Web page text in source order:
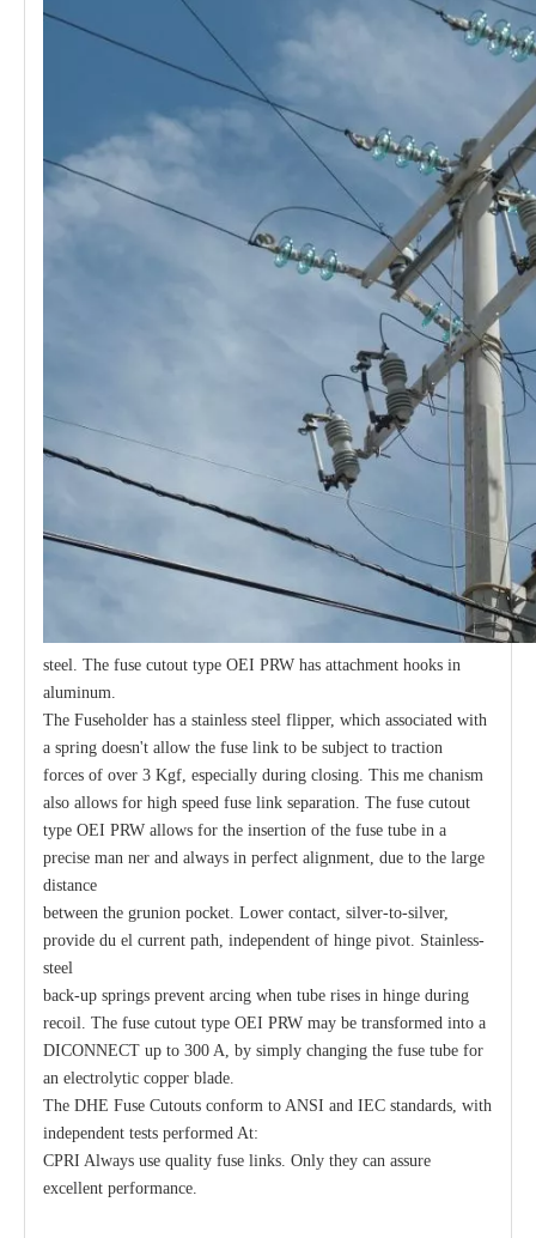
steel. The fuse cutout type OEI PRW has attachment hooks in
aluminum.
The Fuseholder has a stainless steel flipper, which associated with
a spring doesn't allow the fuse link to be subject to traction
forces of over 3 Kgf, especially during closing. This me chanism
also allows for high speed fuse link separation. The fuse cutout
type OEI PRW allows for the insertion of the fuse tube in a
precise man ner and always in perfect alignment, due to the large
distance
between the grunion pocket. Lower contact, silver-to-silver,
provide du el current path, independent of hinge pivot. Stainless-
steel
back-up springs prevent arcing when tube rises in hinge during
recoil. The fuse cutout type OEI PRW may be transformed into a
DICONNECT up to 300 A, by simply changing the fuse tube for
an electrolytic copper blade.
The DHE Fuse Cutouts conform to ANSI and IEC standards, with
independent tests performed At:
CPRI Always use quality fuse links. Only they can assure
excellent performance.